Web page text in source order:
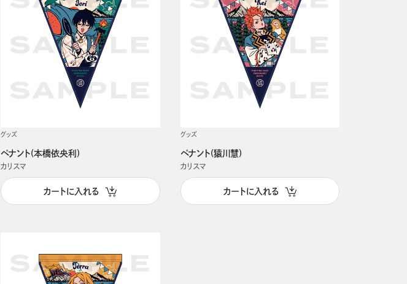
グッズ
ペナント(本橋依央利)
カリスマ
カートに入れる
グッズ
ペナント(猿川慧)
カリスマ
カートに入れる